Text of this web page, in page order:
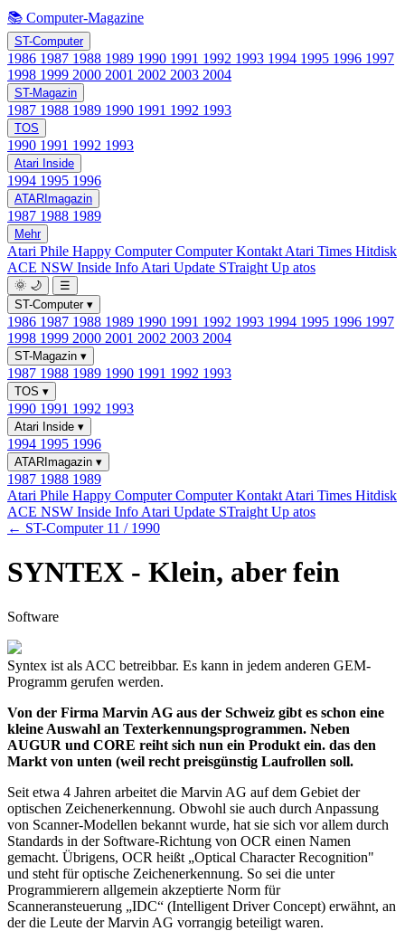
📚 Computer-Magazine
ST-Computer
1986 1987 1988 1989 1990 1991 1992 1993 1994 1995 1996 1997
1998 1999 2000 2001 2002 2003 2004
ST-Magazin
1987 1988 1989 1990 1991 1992 1993
TOS
1990 1991 1992 1993
Atari Inside
1994 1995 1996
ATARImagazin
1987 1988 1989
Mehr
Atari Phile Happy ComputerComputer Kontakt Atari Times Hitdisk
ACE NSW Inside Info Atari Update STraight Up atos
🌞 🌙
☰
ST-Computer ▾
1986 1987 1988 1989 1990 1991 1992 1993 1994 1995 1996 1997
1998 1999 2000 2001 2002 2003 2004
ST-Magazin ▾
1987 1988 1989 1990 1991 1992 1993
TOS ▾
1990 1991 1992 1993
Atari Inside ▾
1994 1995 1996
ATARImagazin ▾
1987 1988 1989
Atari Phile Happy ComputerComputer Kontakt Atari Times Hitdisk
ACE NSW Inside Info Atari Update STraight Up atos
← ST-Computer 11 / 1990
SYNTEX - Klein, aber fein
Software
Syntex ist als ACC betreibbar. Es kann in jedem anderen GEM-
Programm gerufen werden.
Von der Firma Marvin AG aus der Schweiz gibt es schon eine
kleine Auswahl an Texterkennungsprogrammen. Neben
AUGUR und CORE reiht sich nun ein Produkt ein. das den
Markt von unten (weil recht preisgünstig Laufrollen soll.
Seit etwa 4 Jahren arbeitet die Marvin AG auf dem Gebiet der
optischen Zeichenerkennung. Obwohl sie auch durch Anpassung
von Scanner-Modellen bekannt wurde, hat sie sich vor allem durch
Standards in der Software-Richtung von OCR einen Namen
gemacht. Übrigens, OCR heißt „Optical Character Recognition"
und steht für optische Zeichenerkennung. So sei die unter
Programmierern allgemein akzeptierte Norm für
Scanneransteuerung „IDC“ (Intelligent Driver Concept) erwähnt, an
der die Leute der Marvin AG vorrangig beteiligt waren.